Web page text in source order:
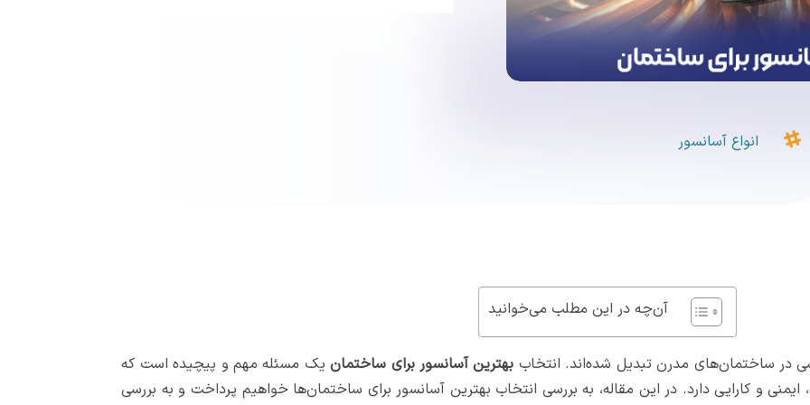
 انواع آسانسور
آن‌چه در این مطلب می‌خوانید
در ساختمان‌های مدرن تبدیل شده‌اند. انتخاب بهترین آسانسور برای ساختمانیک مسئله مهم و پیچیده است که
ایمنی و کارایی دارد. در این مقاله، به بررسی انتخاب بهترین آسانسور برای ساختمان‌ها خواهیم پرداخت و به بررسی